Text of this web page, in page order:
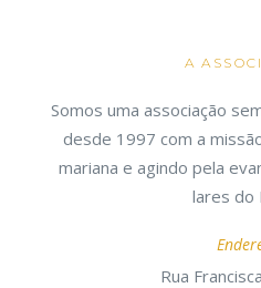
A
Somos uma associação
desde 1997 com a
mariana e agindo pela
lares do
Rua